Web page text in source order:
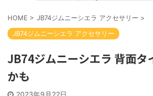
HOME > JB74ジムニーシエラ アクセサリー >
JB74ジムニーシエラ アクセサリー
JB74ジムニーシエラ 背面タ
かも